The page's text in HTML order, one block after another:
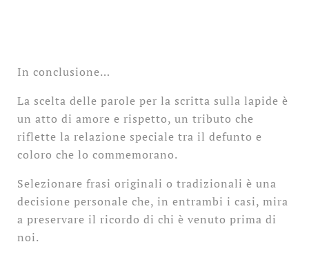
In conclusione…
La scelta delle parole per la scritta sulla lapide è
un atto di amore e rispetto, un tributo che
riflette la relazione speciale tra il defunto e
coloro che lo commemorano.
Selezionare frasi originali o tradizionali è una
decisione personale che, in entrambi i casi, mira
a preservare il ricordo di chi è venuto prima di
noi.